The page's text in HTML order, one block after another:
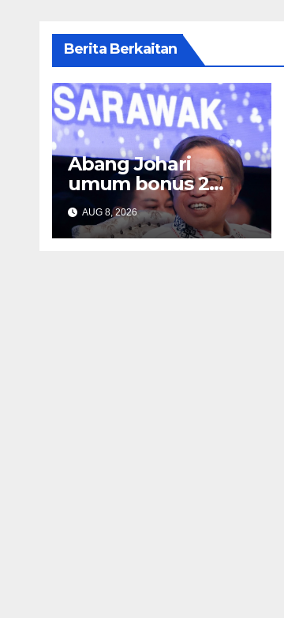
Berita Berkaitan
Abang Johari
umum bonus 2
bulan untuk
penjawat awam
Sarawak
AUG 8, 2026